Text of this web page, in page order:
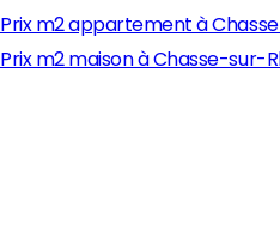
Prix m2 appartement à
Prix m2 maison à Chasse-sur-